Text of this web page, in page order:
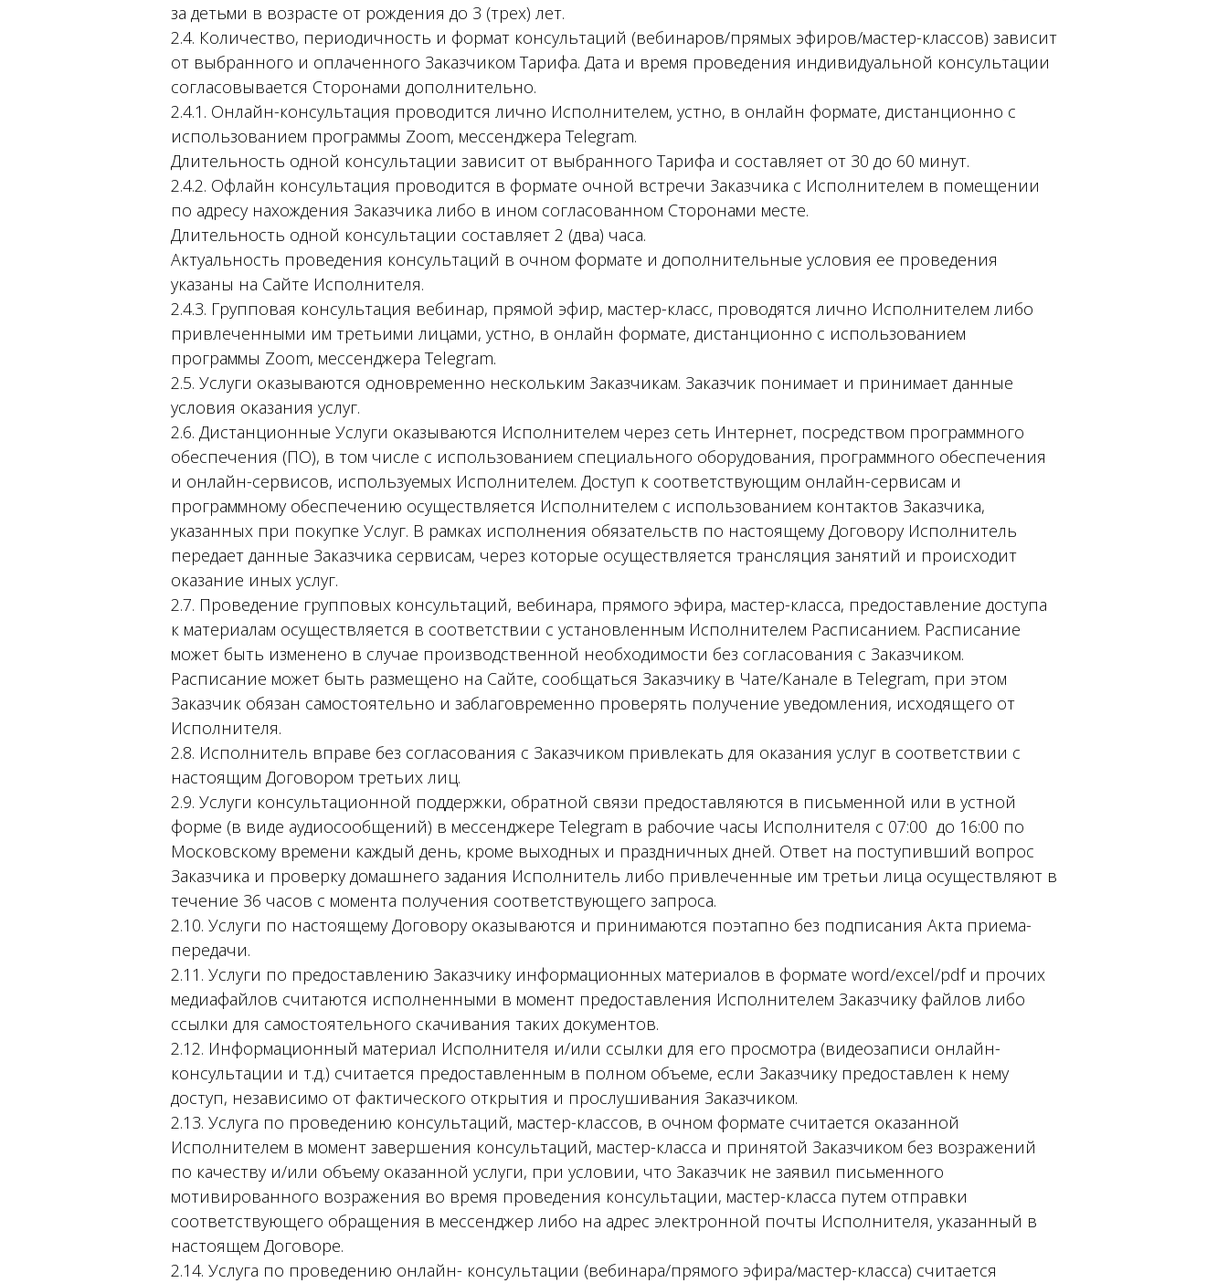
за детьми в возрасте от рождения до 3 (трех) лет.
2.4. Количество, периодичность и формат консультаций (вебинаров/прямых эфиров/мастер-классов) зависит
от выбранного и оплаченного Заказчиком Тарифа. Дата и время проведения индивидуальной консультации
согласовывается Сторонами дополнительно.
2.4.1. Онлайн-консультация проводится лично Исполнителем, устно, в онлайн формате, дистанционно с
использованием программы Zoom, мессенджера Telegram.
Длительность одной консультации зависит от выбранного Тарифа и составляет от 30 до 60 минут.
2.4.2. Офлайн консультация проводится в формате очной встречи Заказчика с Исполнителем в помещении
по адресу нахождения Заказчика либо в ином согласованном Сторонами месте.
Длительность одной консультации составляет 2 (два) часа.
Актуальность проведения консультаций в очном формате и дополнительные условия ее проведения
указаны на Сайте Исполнителя.
2.4.3. Групповая консультация вебинар, прямой эфир, мастер-класс, проводятся лично Исполнителем либо
привлеченными им третьими лицами, устно, в онлайн формате, дистанционно с использованием
программы Zoom, мессенджера Telegram.
2.5. Услуги оказываются одновременно нескольким Заказчикам. Заказчик понимает и принимает данные
условия оказания услуг.
2.6. Дистанционные Услуги оказываются Исполнителем через сеть Интернет, посредством программного
обеспечения (ПО), в том числе с использованием специального оборудования, программного обеспечения
и онлайн-сервисов, используемых Исполнителем. Доступ к соответствующим онлайн-сервисам и
программному обеспечению осуществляется Исполнителем с использованием контактов Заказчика,
указанных при покупке Услуг. В рамках исполнения обязательств по настоящему Договору Исполнитель
передает данные Заказчика сервисам, через которые осуществляется трансляция занятий и происходит
оказание иных услуг.
2.7. Проведение групповых консультаций, вебинара, прямого эфира, мастер-класса, предоставление доступа
к материалам осуществляется в соответствии с установленным Исполнителем Расписанием. Расписание
может быть изменено в случае производственной необходимости без согласования с Заказчиком.
Расписание может быть размещено на Сайте, сообщаться Заказчику в Чате/Канале в Telegram, при этом
Заказчик обязан самостоятельно и заблаговременно проверять получение уведомления, исходящего от
Исполнителя.
2.8. Исполнитель вправе без согласования с Заказчиком привлекать для оказания услуг в соответствии с
настоящим Договором третьих лиц.
2.9. Услуги консультационной поддержки, обратной связи предоставляются в письменной или в устной
форме (в виде аудиосообщений) в мессенджере Telegram в рабочие часы Исполнителя с 07:00 до 16:00 по
Московскому времени каждый день, кроме выходных и праздничных дней. Ответ на поступивший вопрос
Заказчика и проверку домашнего задания Исполнитель либо привлеченные им третьи лица осуществляют в
течение 36 часов с момента получения соответствующего запроса.
2.10. Услуги по настоящему Договору оказываются и принимаются поэтапно без подписания Акта приема-
передачи.
2.11. Услуги по предоставлению Заказчику информационных материалов в формате word/excel/pdf и прочих
медиафайлов считаются исполненными в момент предоставления Исполнителем Заказчику файлов либо
ссылки для самостоятельного скачивания таких документов.
2.12. Информационный материал Исполнителя и/или ссылки для его просмотра (видеозаписи онлайн-
консультации и т.д.) считается предоставленным в полном объеме, если Заказчику предоставлен к нему
доступ, независимо от фактического открытия и прослушивания Заказчиком.
2.13. Услуга по проведению консультаций, мастер-классов, в очном формате считается оказанной
Исполнителем в момент завершения консультаций, мастер-класса и принятой Заказчиком без возражений
по качеству и/или объему оказанной услуги, при условии, что Заказчик не заявил письменного
мотивированного возражения во время проведения консультации, мастер-класса путем отправки
соответствующего обращения в мессенджер либо на адрес электронной почты Исполнителя, указанный в
настоящем Договоре.
2.14. Услуга по проведению онлайн- консультации (вебинара/прямого эфира/мастер-класса) считается